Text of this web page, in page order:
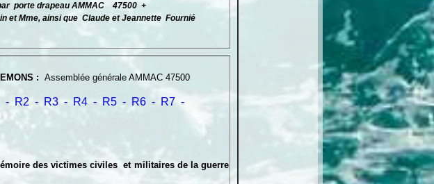
porte drapeau AMMAC 47500 +
et Mme, ainsi que Claude et Jeannette Fournié
: Assemblée générale AMMAC 47500
- R2 - R3 - R4 - R5 - R6 - R7 -
des victimes civiles et militaires de la guerre